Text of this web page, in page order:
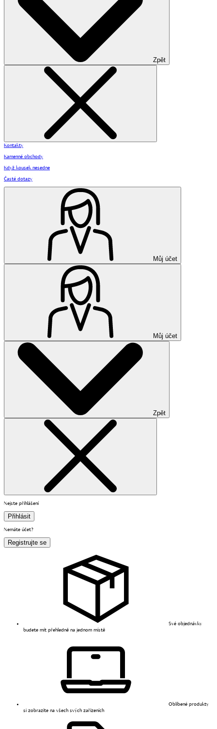
Zpět
Kontakty
Kamenné obchody
Když kousek nesedne
Časté dotazy
Můj účet
Můj účet
Zpět
Nejste přihlášení
Přihlásit
Nemáte účet?
Registrujte se
Své objednávky
budete mít přehledně na jednom místě
Oblíbené produkty
si zobrazíte na všech svých zařízeních